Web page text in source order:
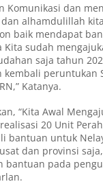
Komunikasi dan
dan alhamdulillah
baik mendapat
Kita sudah
saja tahun
peruntukan
Katanya.
“Kita Awal
20 Unit
bantuan untuk
dan provinsi
bantuan pada